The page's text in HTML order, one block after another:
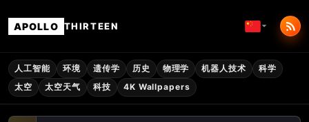
APOLLO THIRTEEN
人工智能 环境 遗传学 历史 物理学 机器人技术
科学
太空
太空天气 科技 4K Wallpapers